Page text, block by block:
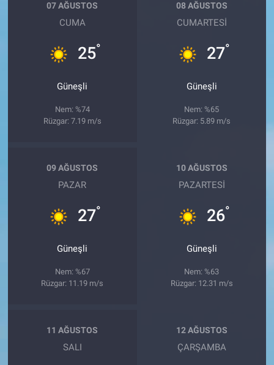
07 AĞUSTOS
CUMA
25°
Güneşli
Nem: %74
Rüzgar: 7.19 m/s
08 AĞUSTOS
CUMARTESI
27°
Güneşli
Nem: %65
Rüzgar: 5.89 m/s
09 AĞUSTOS
PAZAR
27°
Güneşli
Nem: %67
Rüzgar: 11.19 m/s
10 AĞUSTOS
PAZARTESI
26°
Güneşli
Nem: %63
Rüzgar: 12.31 m/s
11 AĞUSTOS
SALI
12 AĞUSTOS
ÇARŞAMBA